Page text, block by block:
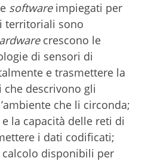
softwareimpiegati per
territoriali sono
crescono le
di sensori di
e trasmettere la
descrivono gli
che li circonda;
la capacità delle reti di
i dati codificati;
disponibili per